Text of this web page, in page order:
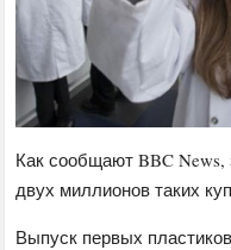
Как сообщают BBC News,
двух миллионов таких
Выпуск первых